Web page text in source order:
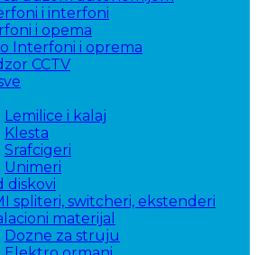
i interfoni
i opema
Interfoni i oprema
CCTV
Lemilice i kalaj
Klesta
Srafcigeri
Unimeri
diskovi
spliteri, switcheri, ekstenderi
materijal
Dozne za struju